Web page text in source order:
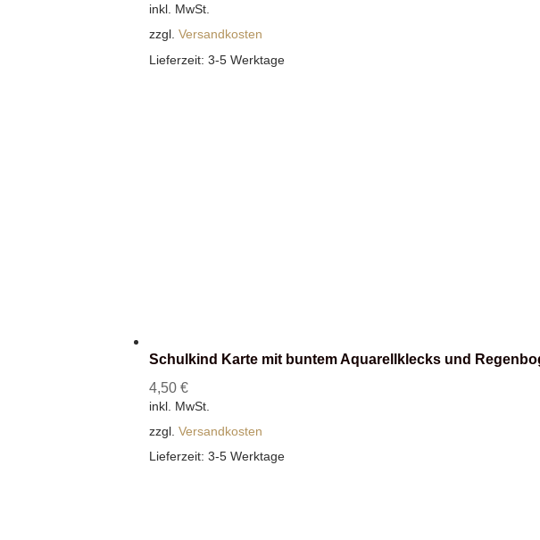
inkl. MwSt.
zzgl.Versandkosten
Lieferzeit:3-5 Werktage
Schulkind Karte mit buntem Aquarellklecks und
4,50€
inkl. MwSt.
zzgl.Versandkosten
Lieferzeit:3-5 Werktage